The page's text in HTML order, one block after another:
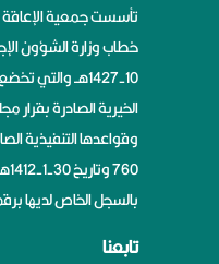
تأسست جمعية الإعاقة
10-1427هــ
وقواعدها التنفيذية
بالسجل الخاص لديها برقم 367 بتاريخ 18-7-
تابعنا